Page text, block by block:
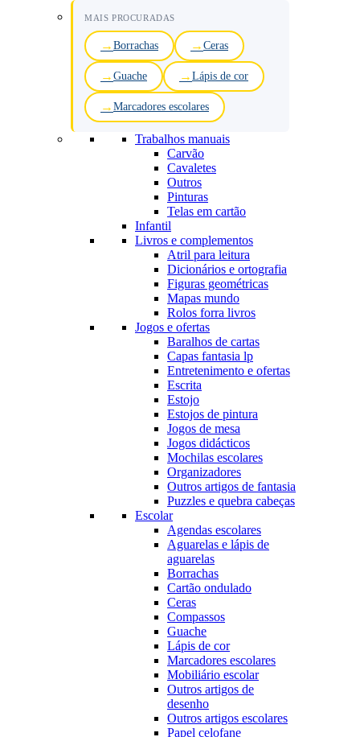
MAIS PROCURADAS
Borrachas Ceras
Guache Lápis de cor
Marcadores escolares
Trabalhos manuais
Carvão
Cavaletes
Outros
Pinturas
Telas em cartão
Infantil
Livros e complementos
Atril para leitura
Dicionários e ortografia
Figuras geométricas
Mapas mundo
Rolos forra livros
Jogos e ofertas
Baralhos de cartas
Capas fantasia lp
Entretenimento e ofertas
Escrita
Estojo
Estojos de pintura
Jogos de mesa
Jogos didácticos
Mochilas escolares
Organizadores
Outros artigos de fantasia
Puzzles e quebra cabeças
Escolar
Agendas escolares
Aguarelas e lápis de
aguarelas
Borrachas
Cartão ondulado
Ceras
Compassos
Guache
Lápis de cor
Marcadores escolares
Mobiliário escolar
Outros artigos de
desenho
Outros artigos escolares
Papel celofane